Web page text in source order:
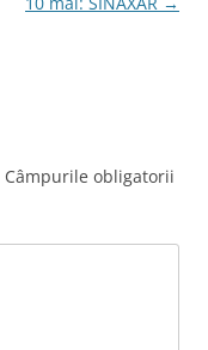
Câmpurile obligatorii